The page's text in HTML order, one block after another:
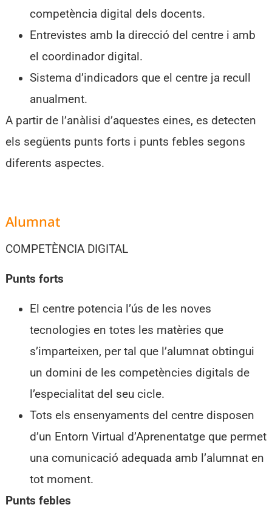
competència digital dels docents.
Entrevistes amb la direcció del centre i amb
el coordinador digital.
Sistema d’indicadors que el centre ja recull
anualment.
A partir de l’anàlisi d’aquestes eines, es detecten
els següents punts forts i punts febles segons
diferents aspectes.
Alumnat
COMPETÈNCIA DIGITAL
Punts forts
El centre potencia l’ús de les noves
tecnologies en totes les matèries que
s’imparteixen, per tal que l’alumnat obtingui
un domini de les competències digitals de
l’especialitat del seu cicle.
Tots els ensenyaments del centre disposen
d’un Entorn Virtual d’Aprenentatge que permet
una comunicació adequada amb l’alumnat en
tot moment.
Punts febles